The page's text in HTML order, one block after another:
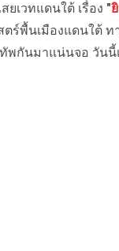
เวทแดนใต้ เรื่อง "
ร์พื้นเมืองแดนใต้
พกันมาแน่นจอ วันนี้